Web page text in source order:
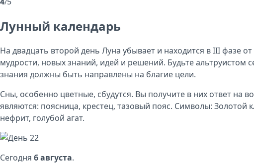
/
Лунный календарь
На двадцать второй день Луна убывает и находится в III фазе
мудрости, новых знаний, идей и решений. Будьте альтруистом
знания должны быть направлены на благие цели.
Сны, особенно цветные, сбудутся. Вы получите в них ответ
являются: поясница, крестец, тазовый пояс. Символы:
нефрит, голубой агат.
Сегодня 6 августа.